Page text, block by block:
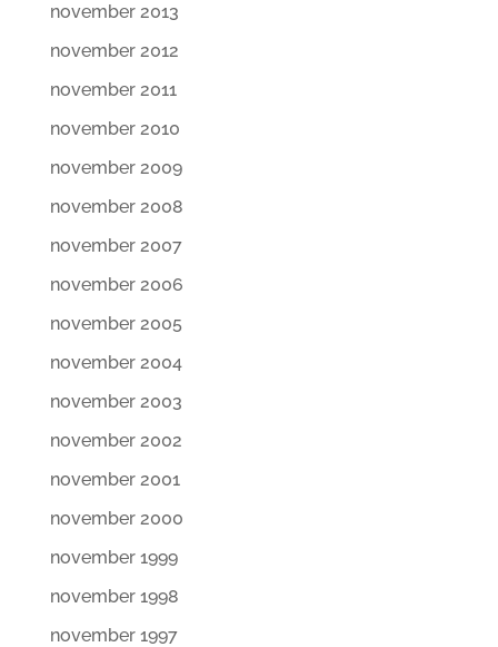
november 2013
november 2012
november 2011
november 2010
november 2009
november 2008
november 2007
november 2006
november 2005
november 2004
november 2003
november 2002
november 2001
november 2000
november 1999
november 1998
november 1997